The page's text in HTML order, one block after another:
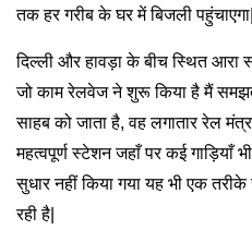
तक हर गरीब के घर में बिजली पहुंचाएगा|
दिल्ली और हावड़ा के बीच स्थित
जो काम रेलवेज ने शुरू किया है मैं
साहब को जाता है, वह लगातार रेल
महत्वपूर्ण स्टेशन जहाँ पर कई
सुधार नहीं किया गया यह भी एक
रही है|